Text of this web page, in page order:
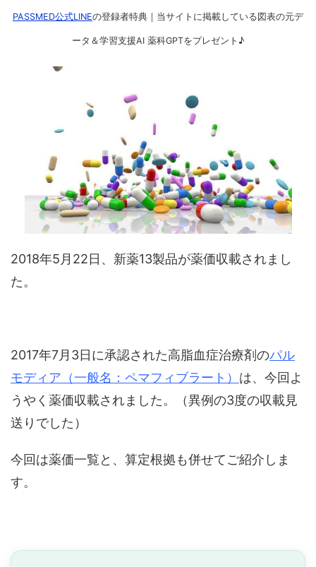
PASSMED公式LINEの登録者特典｜当サイトに掲載している図表の元デ
ータ＆学習支援AI 薬科GPTをプレゼント♪
2018年5月22日、新薬13製品が薬価収載されまし
た。
2017年7月3日に承認された高脂血症治療剤のパル
モディア（一般名：ペマフィブラート） は、今回よ
うやく薬価収載されました。（異例の3度の収載見
送りでした）
今回は薬価一覧と、算定根拠も併せてご紹介しま
す。